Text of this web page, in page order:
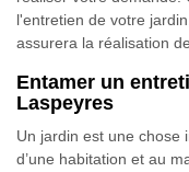
l'entretien de votre
assurera la réalisation
Entamer un
Laspeyres
Un jardin est une chose
d’une habitation et au